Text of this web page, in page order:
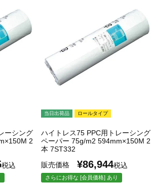
ーシング
2
税込
当日出荷品 ロールタイプ
ハイトレス75 PPC用トレーシング
ペーパー 75g/m2 594mm×150M 2
本 7ST332
販売価格
¥86,944税込
さらにお得な [会員価格] あり